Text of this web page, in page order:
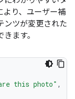
より、ユーザー補
ンツが変更された
ます。
this photo" ,